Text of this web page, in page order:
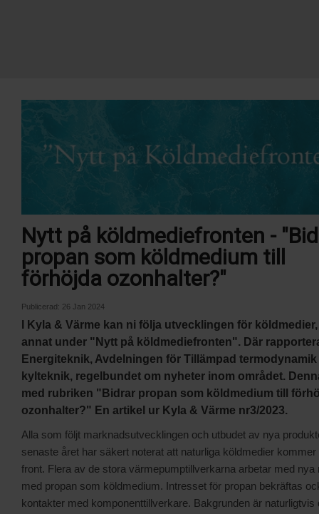
Nytt på köldmediefronten -
propan som köldmedium till
förhöjda ozonhalter?"
Publicerad: 26 Jan 2024
I Kyla & Värme kan ni följa utvecklingen för
annat under "Nytt på köldmediefronten". Där
Energiteknik, Avdelningen för Tillämpad
kylteknik, regelbundet om nyheter inom området.
med rubriken "Bidrar propan som köldmedium till
ozonhalter?" En artikel ur Kyla & Värme nr3/2023.
Alla som följt marknadsutvecklingen och utbudet av nya
senaste året har säkert noterat att naturliga köldmedier kommer
front. Flera av de stora värmepumptillverkarna arbetar med nya
med propan som köldmedium. Intresset för propan bekräftas
kontakter med komponenttillverkare. Bakgrunden är naturligtvis